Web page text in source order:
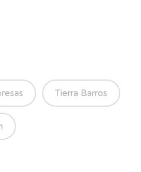
Tierra Barros